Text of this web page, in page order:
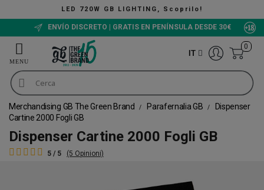
LED 720W GB LIGHTING, Scoprilo!
ENVÍO DISCRETO | GRATIS EN PENÍNSULA DESDE 30€
IT
0
Merchandising GB The Green Brand Parafernalia GB
Dispenser
Cartine 2000 Fogli GB
Dispenser Cartine 2000 Fogli GB
5 / 5 (5 Opinioni)